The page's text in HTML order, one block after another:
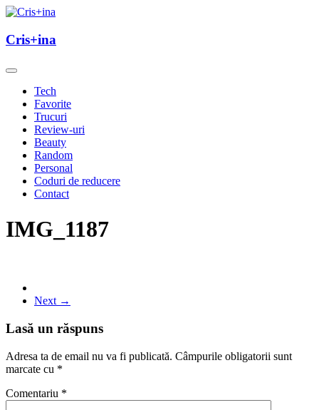
Skip
content
Cris+ina
Cris+ina
Tech
Favorite
Trucuri
Review-uri
Beauty
Random
Personal
Coduri de reducere
Contact
IMG_1187
Next →
Lasă un răspuns
Adresa ta de email nu va fi publicată. Câmpurile obligatorii sunt
marcate cu *
Comentariu *